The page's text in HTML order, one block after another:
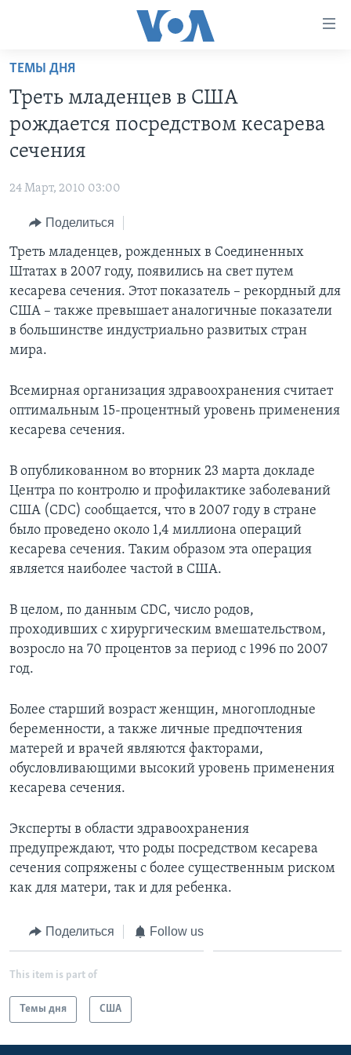
Перейти
основной
контент
Перейти
основной
навигации
Перейти
поиск
ПРОГРАММЫ
ИТОГИ
ПОЧЕМУ ЭТО ВАЖНО?
ДИСКУССИЯ VOA
НЬЮ-ЙОРК NEW YORK
АМЕРИКА. БОЛЬШОЕ ПУТЕШЕСТВИЕ
ПРОЕКТЫ
НАША АМЕРИКАНСКАЯ ИСТОРИЯ
А КАК В АМЕРИКЕ?
АРТЕФАКТЫ
АМЕРИКАНСКИЕ ГОРОДКИ
ТЕСТЫ
ИНТЕРВЬЮ
ФАКТЫ ПРОТИВ ФЕЙКОВ
ЗА СВОБОДУ ПРЕССЫ
УЧИМ АНГЛИЙСКИЙ
ВИДЕО
ПОДПИСКА НА НОВОСТИ
Языки
ТЕМЫ ДНЯ
Треть младенцев в США
рождается посредством кесарева
сечения
24 Март, 2010 03:00
Поделиться
Треть младенцев, рожденных в Соединенных
Штатах в 2007 году, появились на свет путем
кесарева сечения. Этот показатель – рекордный для
США – также превышает аналогичные показатели
в большинстве индустриально развитых стран
мира.
Всемирная организация здравоохранения считает
оптимальным 15-процентный уровень применения
кесарева сечения.
В опубликованном во вторник 23 марта докладе
Центра по контролю и профилактике заболеваний
США (CDC) сообщается, что в 2007 году в стране
было проведено около 1,4 миллиона операций
кесарева сечения. Таким образом эта операция
является наиболее частой в США.
В целом, по данным CDC, число родов,
проходивших с хирургическим вмешательством,
возросло на 70 процентов за период с 1996 по 2007
год.
Более старший возраст женщин, многоплодные
беременности, а также личные предпочтения
матерей и врачей являются факторами,
обусловливающими высокий уровень применения
кесарева сечения.
Эксперты в области здравоохранения
предупреждают, что роды посредством кесарева
сечения сопряжены с более существенным риском
как для матери, так и для ребенка.
Поделиться Follow us
This item is part of
Темы дня США